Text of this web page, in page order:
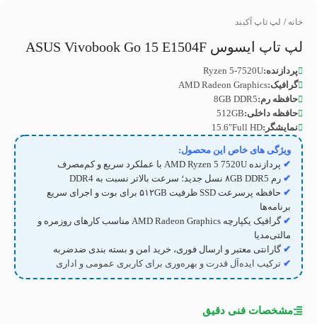
خانه / لپ تاپ آکبند
لپ تاپ ایسوس ASUS Vivobook Go 15 E1504F
پردازنده:Ryzen 5-7520U
گرافیک:AMD Radeon Graphics
حافظه رم:8GB DDR5
حافظه داخلی:512GB
نمایشگر:15.6″Full HD
ویژگی های خاص این محصول:
✔ پردازنده AMD Ryzen 5 7520U با عملکرد سریع و کم‌مصرف
✔ رم ۸GB DDR5 نسل جدید؛ سرعت بالاتر نسبت به DDR4
✔
حافظه پرسرعت SSD ظرفیت ۵۱۲GB برای بوت و اجرای سریع
برنامه‌ها
✔
گرافیک یکپارچه AMD Radeon Graphics مناسب کارهای روزمره و
مالتی‌مدیا
✔ گارانتی معتبر و ارسال فوری، خرید امن و بسته بندی ضدضربه
✔ ترکیب ایده‌آل قدرت و بهره‌وری برای کاربری عمومی و اداری
مشخصات فنی دقیق